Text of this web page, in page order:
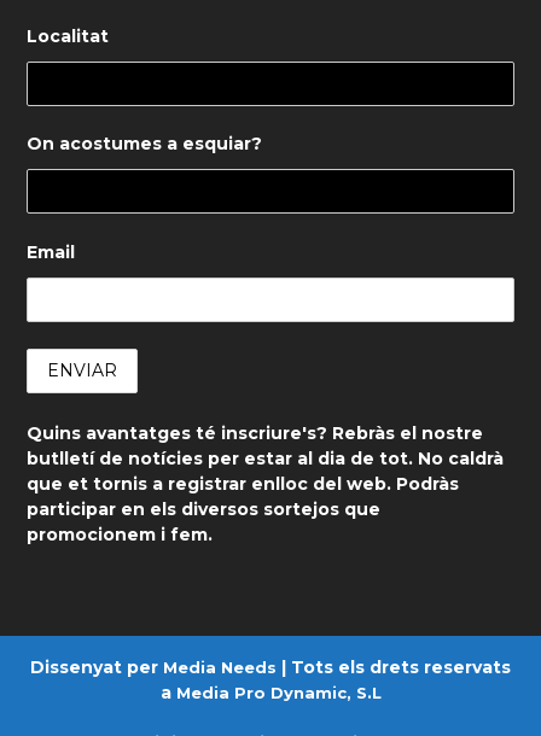
Localitat
On acostumes a esquiar?
Email
Quins avantatges té inscriure's? Rebràs el nostre
butlletí de notícies per estar al dia de tot. No caldrà
que et tornis a registrar enlloc del web. Podràs
participar en els diversos sortejos que
promocionem i fem.
Dissenyat per Media Needs | Tots els drets reservats
a Media Pro Dynamic, S.L